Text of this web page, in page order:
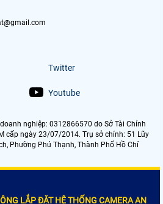
Twitter
Youtube
nghiệp: 0312866570 do Sở Tài Chính
cấp ngày 23/07/2014. Trụ sở chính: 51 Lũy
Phường Phú Thạnh, Thành Phố Hồ Chí
LẮP ĐẶT HỆ THỐNG CAMERA AN